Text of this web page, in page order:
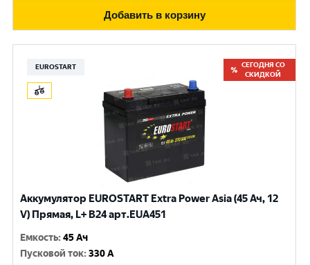
Добавить в корзину
EUROSTART
СЕГОДНЯ СО
СКИДКОЙ
Аккумулятор EUROSTART Extra Power Asia (45 Ач, 12
V) Прямая, L+ B24 арт.EUA451
Емкость:45 Ач
Пусковой ток:330 A